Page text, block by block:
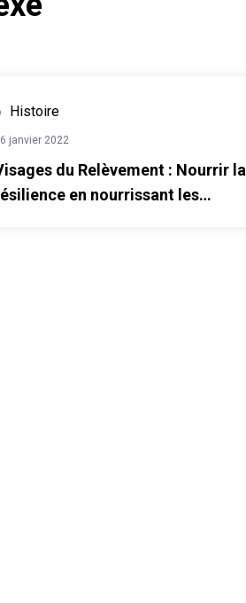
la résilience en nourrissant les écoliers
Histoire
janvier 2022
du Relèvement : Nourrir la
en nourrissant les